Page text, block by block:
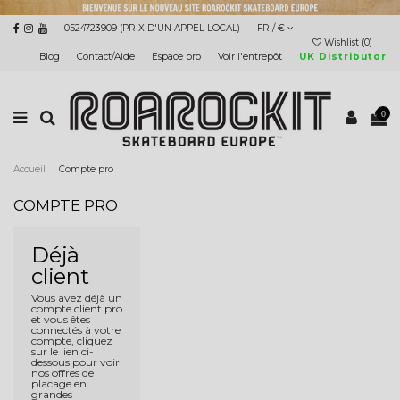
0524723909 (PRIX D'UN APPEL LOCAL)
FR / €
Wishlist (0)
Blog
Contact/Aide Espace pro Voir l'entrepôt UK Distributor
0
Accueil Compte pro
COMPTE PRO
Déjà
client
Vous avez déjà un
compte client pro
et vous êtes
connectés à votre
compte, cliquez
sur le lien ci-
dessous pour voir
nos offres de
placage en
grandes